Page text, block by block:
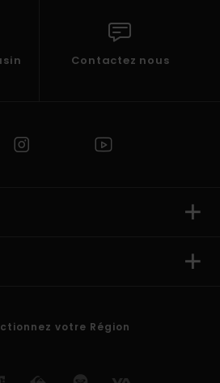
Contactez nous
votre Région